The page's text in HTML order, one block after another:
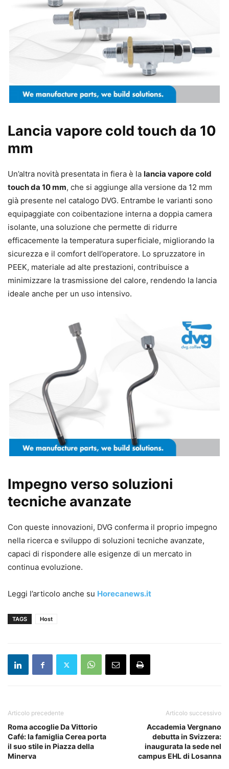
Lancia vapore cold touch da 10
mm
Un’altra novità presentata in fiera è la lancia vapore cold
touch da 10 mm, che si aggiunge alla versione da 12 mm
già presente nel catalogo DVG. Entrambe le varianti sono
equipaggiate con coibentazione interna a doppia camera
isolante, una soluzione che permette di ridurre
efficacemente la temperatura superficiale, migliorando la
sicurezza e il comfort dell’operatore. Lo spruzzatore in
PEEK, materiale ad alte prestazioni, contribuisce a
minimizzare la trasmissione del calore, rendendo la lancia
ideale anche per un uso intensivo.
Impegno verso soluzioni
tecniche avanzate
Con queste innovazioni, DVG conferma il proprio impegno
nella ricerca e sviluppo di soluzioni tecniche avanzate,
capaci di rispondere alle esigenze di un mercato in
continua evoluzione.
Leggi l’articolo anche su Horecanews.it
TAGS Host
Articolo precedente
Roma accoglie Da Vittorio
Café: la famiglia Cerea porta
il suo stile in Piazza della
Minerva
Articolo successivo
Accademia Vergnano
debutta in Svizzera:
inaugurata la sede nel
campus EHL di Losanna